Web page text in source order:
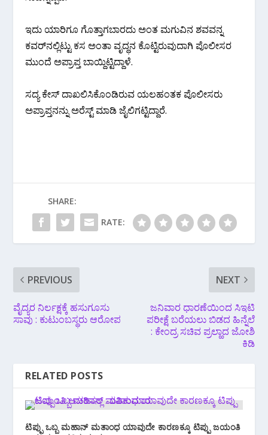
ಇದು ಯಾರಿಗೂ ಗೊತ್ತಾಗಬಾರದು ಅಂತ ಮಗುವಿನ ಶವವನ್ನ
ಕವರ್‌ನಲ್ಲಿಟ್ಟು ಕಸ ಅಂತಾ ವೃದ್ಧನ ಕೊಟ್ಟಿರುವುದಾಗಿ ಪೊಲೀಸರ
ಮುಂದೆ ಅಪ್ರಾಪ್ತ ಬಾಯ್ದಿಟ್ಟಿದ್ದಾಳೆ.
ಸದ್ಯ ಕೇಸ್ ದಾಖಲಿಸಿಕೊಂಡಿರುವ ಯಲಹಂತಕ ಪೊಲೀಸರು
ಅಪ್ರಾಪ್ತನನ್ನು ಅರೆಸ್ಟ್ ಮಾಡಿ ಜೈಲಿಗಟ್ಟಿದ್ದಾರೆ.
SHARE:
RATE:
PREVIOUS
ವೈದ್ಯರ ನಿರ್ಲಕ್ಷಕ್ಕೆ ಹಸುಗೂಸು
ಸಾವು : ಕುಟುಂಬಸ್ಥರು ಆರೋಪ
NEXT
ಜನಿವಾರ ಧಾರಣೆಯಿಂದ ಸಿಇಟಿ
ಪರೀಕ್ಷೆ ಬರೆಯಲು ಬಿಡದ ಹಿನ್ನೆಲೆ
: ಕೇಂದ್ರ ಸಚಿವ ಪ್ರಲ್ಹಾದ ಜೋಶಿ
ಕಿಡಿ
RELATED POSTS
ಟಿಪ್ಪು ಒಬ್ಬ ಮಹಾನ್ ಮತಾಂಧ ಯಾವುದೇ ಕಾರಣಕ್ಕೂ ಟಿಪ್ಪು ಜಯಂತಿ